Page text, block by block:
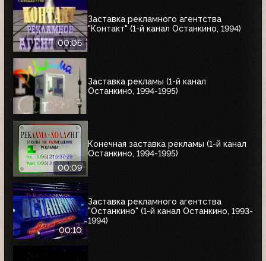
00:06
Заставка рекламного агентства
"Контакт" (1-й канал Останкино, 1994)
Заставка рекламы (1-й канал
Останкино, 1994-1995)
00:09
Конечная заставка рекламы (1-й канал
Останкино, 1994-1995)
00:10
Заставка рекламного агентства
"Останкино" (1-й канал Останкино, 1993-
1994)